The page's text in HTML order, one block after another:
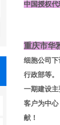
中国授权
重庆市华
细胞公司
行政部等。
一期建设
客户为中
献！